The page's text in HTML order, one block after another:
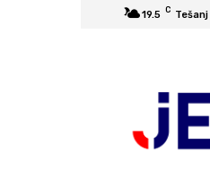
19.5 C Tešanj